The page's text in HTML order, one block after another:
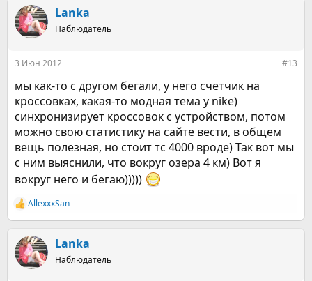
Lanka
Наблюдатель
3 Июн 2012 #13
мы как-то с другом бегали, у него счетчик на
кроссовках, какая-то модная тема у nike)
синхронизирует кроссовок с устройством, потом
можно свою статистику на сайте вести, в общем
вещь полезная, но стоит тс 4000 вроде) Так вот мы
с ним выяснили, что вокруг озера 4 км) Вот я
вокруг него и бегаю)))))
Р
е
к
ц
и
AllexxxSan
Lanka
Наблюдатель